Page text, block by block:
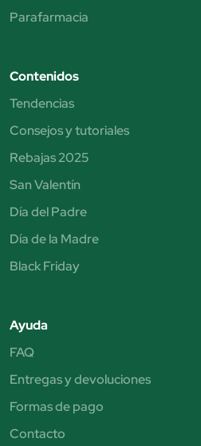
Parafarmacia
Contenidos
Tendencias
Consejos y tutoriales
Rebajas 2025
San Valentín
Día del Padre
Día de la Madre
Black Friday
Ayuda
FAQ
Entregas y devoluciones
Formas de pago
Contacto